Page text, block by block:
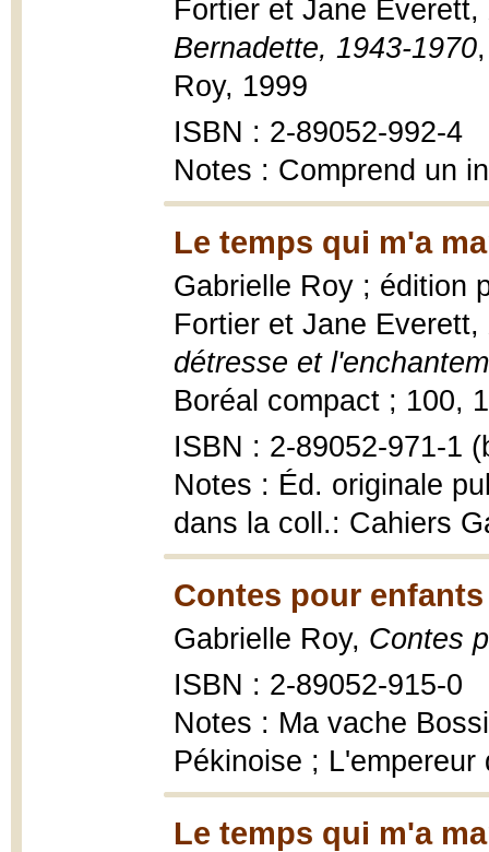
Fortier et Jane Everett,
Bernadette, 1943-1970
Roy, 1999
ISBN : 2-89052-992-4
Notes : Comprend un
Le temps qui m'a
Gabrielle Roy ; édition
Fortier et Jane Everett,
détresse et
Boréal compact ; 100,
ISBN : 2-89052-971-1
Notes : Éd. originale
dans la coll.: Cahiers
Contes pour enfants
Gabrielle Roy, Contes
ISBN : 2-89052-915-0
Notes : Ma vache
Pékinoise ; L'empereur
Le temps qui m'a